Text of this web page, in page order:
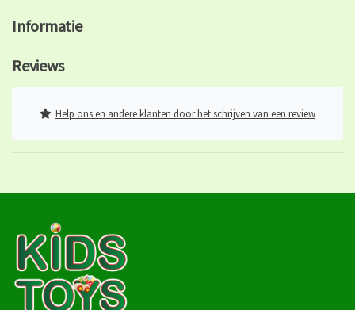
Informatie
Reviews
Help ons en andere klanten door het schrijven van een review